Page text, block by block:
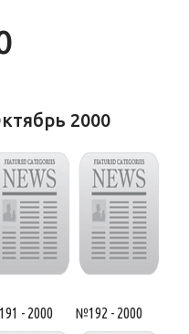
2000
- 2000 №192 - 2000